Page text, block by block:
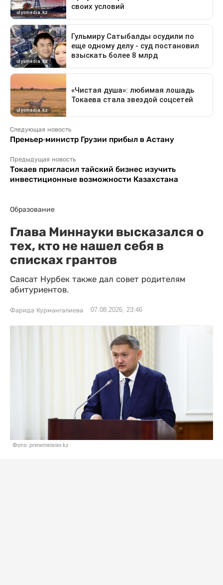
Следующая новость
Премьер-министр Грузии прибыл в Астану
Предыдущая новость
Токаев пригласил тайский бизнес изучить
инвестиционные возможности Казахстана
Образование
Глава Миннауки высказался о
тех, кто не нашел себя в
списках грантов
Саясат Нурбек также дал совет родителям
абитуриентов.
Фарида Курмангалиева 07.08.2026, 23:46
Фото: primeminister.kz